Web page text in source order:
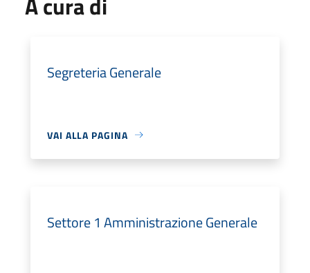
Segreteria Generale
VAI ALLA PAGINA
Settore 1 Amministrazione Generale